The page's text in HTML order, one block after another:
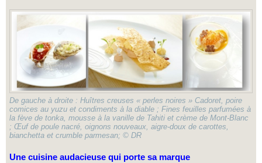
De gauche à droite : Huîtres creuses « perles noires » Cadoret, poire
comices au yuzu et condiments à la diable ; Fines feuilles parfumées à
la fève de tonka, mousse à la vanille de Tahiti et crème de Mont-Blanc
; Œuf de poule nacré, oignons nouveaux, aigre-doux de carottes,
bianchetta et crumble parmesan; © DR
Une cuisine audacieuse qui porte sa marque